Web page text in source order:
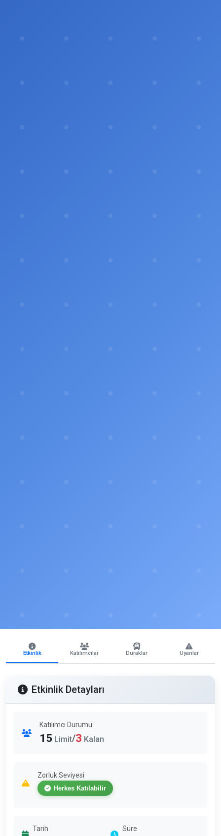
Etkinlik Katılımcılar Duraklar Uyarılar
Etkinlik Detayları
Katılımcı Durumu
15 Limit/3 Kalan
Zorluk Seviyesi
Herkes Katılabilir
Tarih Süre